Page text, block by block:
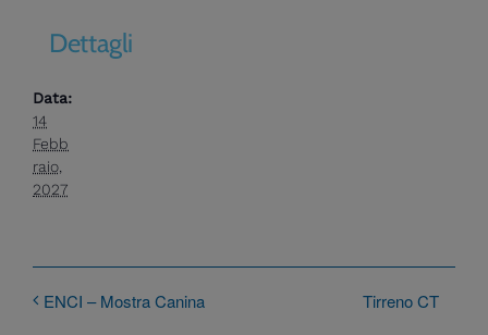
Dettagli
Data:
14
Febb
raio,
2027
ENCI – Mostra Canina Tirreno CT